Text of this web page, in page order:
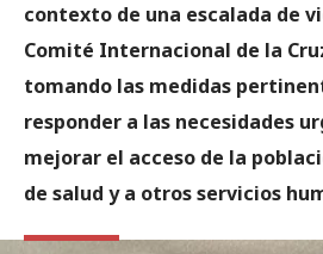
contexto de una escalada de
Comité Internacional de la
tomando las medidas
responder a las necesidades
mejorar el acceso de la
de salud y a otros servicios